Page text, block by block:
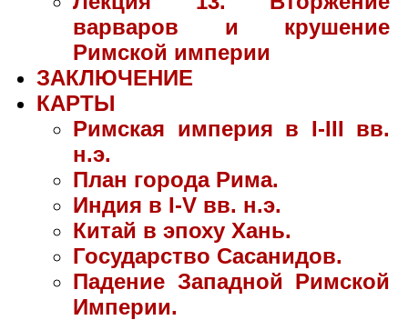
варваров и крушение
Римской империи
ЗАКЛЮЧЕНИЕ
КАРТЫ
Римская империя в I-III вв.
н.э.
План города Рима.
Индия в I-V вв. н.э.
Китай в эпоху Хань.
Государство Сасанидов.
Падение Западной Римской
Империи.